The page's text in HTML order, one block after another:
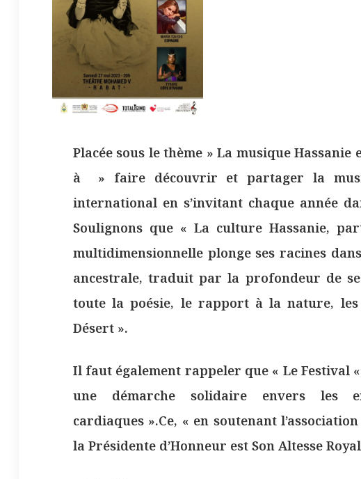
Placée sous le thème » La musique
à » faire découvrir et partager la
international en s’invitant chaque année
Soulignons que « La culture Hassanie,
multidimensionnelle plonge ses racines
ancestrale, traduit par la profondeur de
toute la poésie, le rapport à la nature,
Désert ».
Il faut également rappeler que « Le Festival
une démarche solidaire envers les
cardiaques ».Ce, « en soutenant
la Présidente d’Honneur est Son Altesse